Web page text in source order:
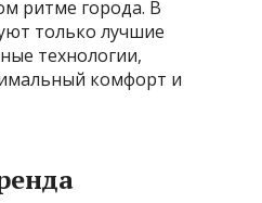
ритме города. В
только лучшие
технологии,
комфорт и